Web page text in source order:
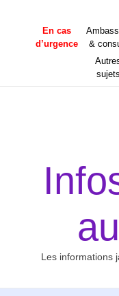
contenu
En cas
d’urgence
&
sujets
Les informations